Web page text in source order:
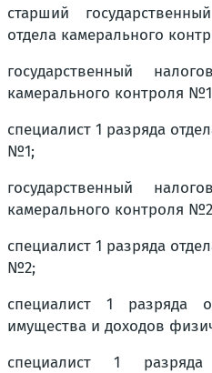
старший
отдела камерального
государственный
камерального контроля
специалист 1 разряда
№1;
государственный
камерального контроля
специалист 1 разряда
№2;
специалист 1 разряда
имущества и доходов
специалист 1 разряда